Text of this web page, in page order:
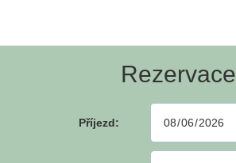
Rezervace
Příjezd: